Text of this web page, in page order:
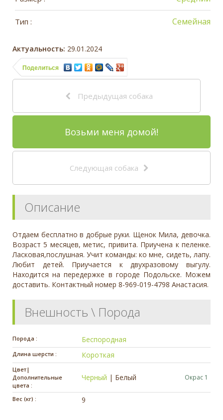
Тип : Семейная
Актуальность: 29.01.2024
Поделиться
Предыдущая собака
Возьми меня домой!
Следующая собака
Описание
Отдаем бесплатно в добрые руки. Щенок Мила, девочка.
Возраст 5 месяцев, метис, привита. Приучена к пеленке.
Ласковая,послушная. Учит команды: ко мне, сидеть, лапу.
Любит детей. Приучается к двухразовому выгулу.
Находится на передержке в городе Подольске. Можем
доставить. Контактный номер 8-969-019-4798 Анастасия.
Внешность \ Порода
Порода : Беспородная
Длина шерсти : Короткая
Цвет|
Дополнительные
цвета :
Черный | Белый Окрас 1
Вес (кг) : 9